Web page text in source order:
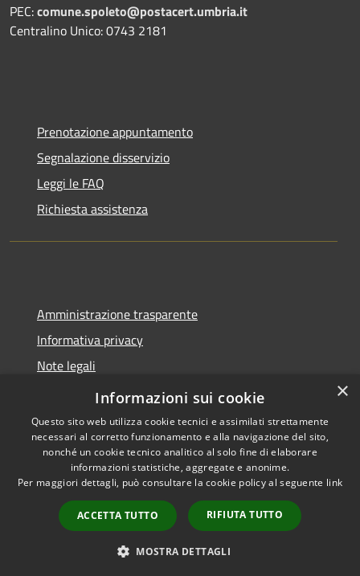
PEC:comune.spoleto@postacert.umbria.it
Centralino Unico: 0743 2181
Prenotazione appuntamento
Segnalazione disservizio
Leggi le FAQ
Richiesta assistenza
Amministrazione trasparente
Informativa privacy
Note legali
Dichiarazione di accessibilità
Accessibilità
Copyright © 2026 • Comune di
Spoleto • Powered by
Municipium•
Accesso
redazione
×
Informazioni sui cookie
Questo sito web utilizza cookie tecnici e assimilati strettamente
necessari al corretto funzionamento e alla navigazione del sito,
nonché un cookie tecnico analitico al solo fine di elaborare
informazioni statistiche, aggregate e anonime.
Per maggiori dettagli, può consultare la cookie policy al seguente link
ACCETTA TUTTO RIFIUTA TUTTO
MOSTRA DETTAGLI